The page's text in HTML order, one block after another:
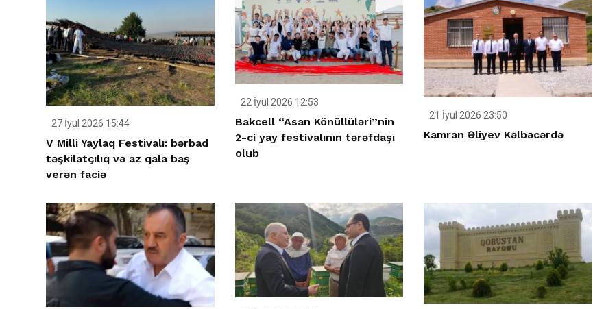
27 İyul 2026 15:44
V Milli Yaylaq Festivalı: bərbad
təşkilatçılıq və az qala baş
verən faciə
22 İyul 2026 12:53
Bakcell “Asan Könüllüləri”nin
2-ci yay festivalının tərəfdaşı
olub
21 İyul 2026 23:50
Kamran Əliyev Kəlbəcərdə